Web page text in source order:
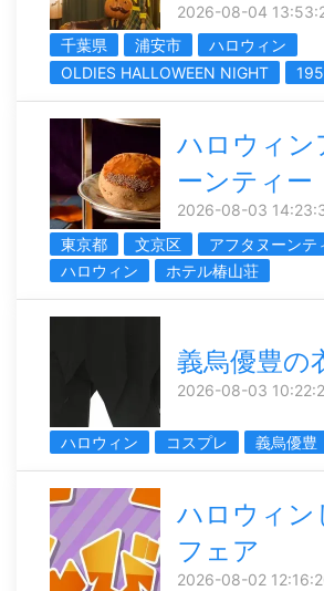
2026-08-04
千葉県
浦安市
ハロウィン
OLDIES HALLOWEEN NIGHT
ハロウィン
ーンティー
2026-08-03
東京都
文京区
アフタヌーンテ
ハロウィン
ホテル椿山荘
義烏優豊の
2026-08-03
ハロウィン コスプレ 義烏優豊
ハロウィン
フェア
2026-08-02